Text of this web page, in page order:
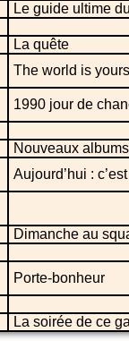
Le guide ultime
La quête
The world is yours
1990 jour de
Nouveaux albums
Aujourd’hui :
Dimanche au
Porte-bonheur
La soirée de ce